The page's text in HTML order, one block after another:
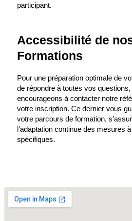
participant.
Accessibilité de
Formations
Pour une préparation optimale de
de répondre à toutes vos
encourageons à contacter notre
votre inscription. Ce dernier vous
votre parcours de formation,
l’adaptation continue des mesures
spécifiques.